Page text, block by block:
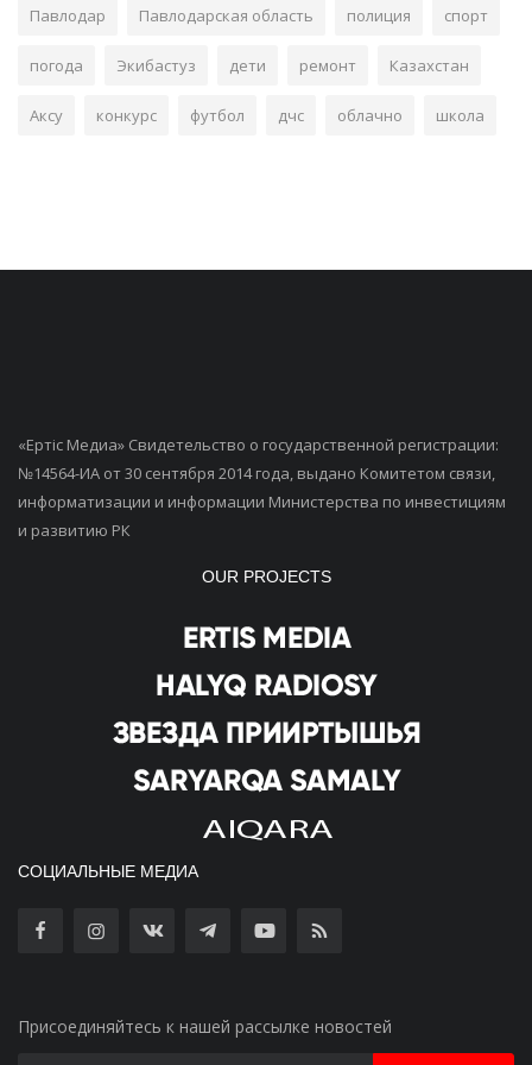
Павлодар Павлодарская область полиция спорт
погода Экибастуз дети ремонт Казахстан
Аксу конкурс футбол дчс облачно школа
«Ертiс Медиа» Свидетельство о государственной регистрации:
№14564-ИА от 30 сентября 2014 года, выдано Комитетом связи,
информатизации и информации Министерства по инвестициям
и развитию РК
OUR PROJECTS
СОЦИАЛЬНЫЕ МЕДИА
Присоединяйтесь к нашей рассылке новостей